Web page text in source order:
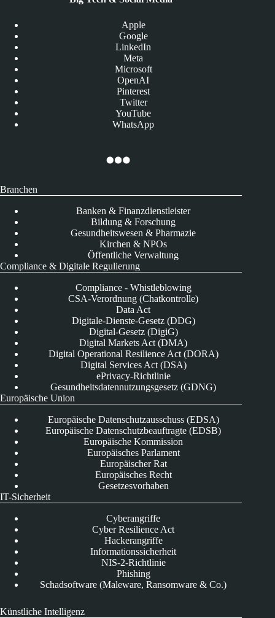
Apple
Google
LinkedIn
Meta
Microsoft
OpenAI
Pinterest
Twitter
YouTube
WhatsApp
Branchen
Banken & Finanzdienstleister
Bildung & Forschung
Gesundheitswesen & Pharmazie
Kirchen & NPOs
Öffentliche Verwaltung
Compliance & Digitale Regulierung
Compliance - Whistleblowing
CSA-Verordnung (Chatkontrolle)
Data Act
Digitale-Dienste-Gesetz (DDG)
Digital-Gesetz (DigiG)
Digital Markets Act (DMA)
Digital Operational Resilience Act (DORA)
Digital Services Act (DSA)
ePrivacy-Richtlinie
Gesundheitsdatennutzungsgesetz (GDNG)
Europäische Union
Europäische Datenschutzausschuss (EDSA)
Europäische Datenschutzbeauftragte (EDSB)
Europäische Kommission
Europäisches Parlament
Europäischer Rat
Europäisches Recht
Gesetzesvorhaben
IT-Sicherheit
Cyberangriffe
Cyber Resilience Act
Hackerangriffe
Informationssicherheit
NIS-2-Richtlinie
Phishing
Schadsoftware (Maleware, Ransomware & Co.)
Künstliche Intelligenz